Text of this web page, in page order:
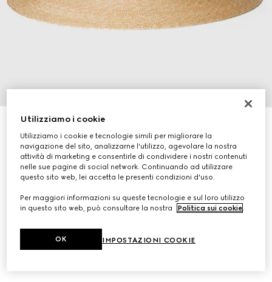
Cappello in paglia con dettaglio in pelle
CHF 520
Utilizziamo i cookie
Utilizziamo i cookie e tecnologie simili per migliorare la
navigazione del sito, analizzarne l'utilizzo, agevolare la nostra
attività di marketing e consentirle di condividere i nostri contenuti
nelle sue pagine di social network. Continuando ad utilizzare
questo sito web, lei accetta le presenti condizioni d'uso.
Per maggiori informazioni su queste tecnologie e sul loro utilizzo
in questo sito web, può consultare la nostra
Politica sui cookie.
IMPOSTAZIONI COOKIE
OK